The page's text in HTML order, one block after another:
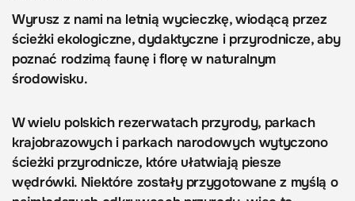
Wyrusz z nami na letnią wycieczkę, wiodącą przez
ścieżki ekologiczne, dydaktyczne i przyrodnicze, aby
poznać rodzimą faunę i florę w naturalnym
środowisku.
W wielu polskich rezerwatach przyrody, parkach
krajobrazowych i parkach narodowych wytyczono
ścieżki przyrodnicze, które ułatwiają piesze
wędrówki. Niektóre zostały przygotowane z myślą o